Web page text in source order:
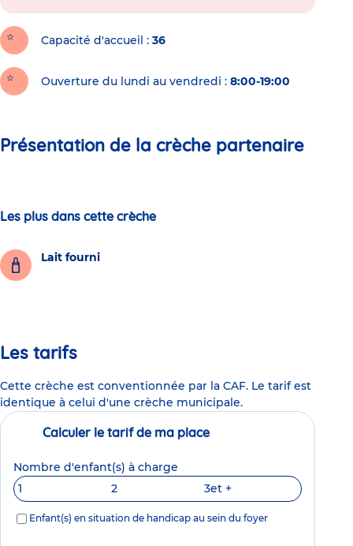
Capacité d'accueil 36
Ouverture du lundi au vendredi : 8:00-19:00
Présentation de la crèche partenaire
Les plus dans cette crèche
Lait fourni
Les tarifs
Cette crèche est conventionnée par la CAF. Le tarif est
identique à celui d'une crèche municipale.
Calculer le tarif de ma place
Nombre d'enfant(s) à charge
1
2 3et +
Enfant(s) en situation de handicap au sein du foyer